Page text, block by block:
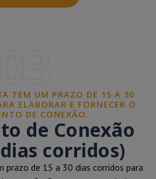
TEM UM PRAZO DE 15 A 30
ELABORAR E FORNECER O
DE CONEXÃO.
de Conexão
corridos)
prazo de 15 a 30 dias corridos para